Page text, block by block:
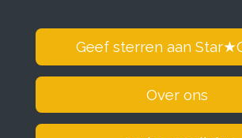
Geef sterren aan Star★
Over ons